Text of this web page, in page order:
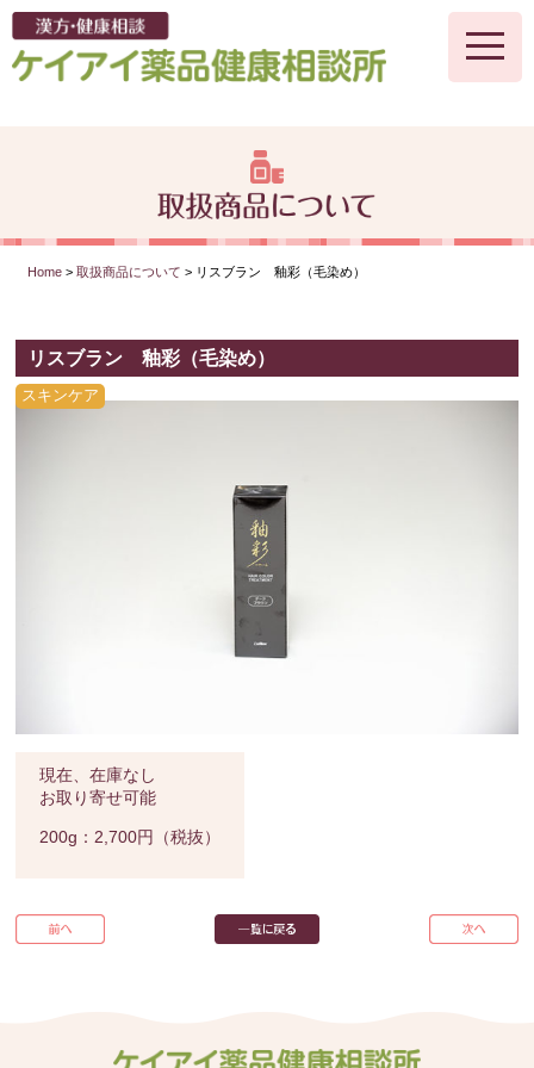
toggle
Home >取扱商品について > リスブラン 釉彩（毛染め）
リスブラン 釉彩（毛染め）
スキンケア
現在、在庫なし
お取り寄せ可能
200g：2,700円（税抜）